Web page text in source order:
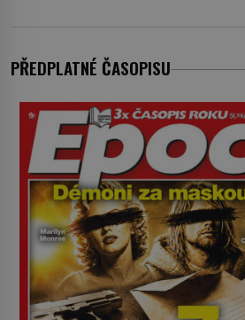
jenom jednou z nemovitostí
PŘEDPLATNÉ ČASOPISU